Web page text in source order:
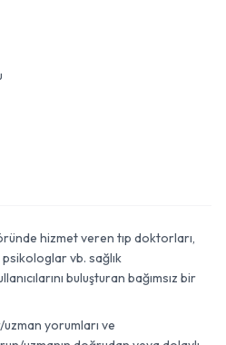
hizmet veren tıp doktorları,
vb. sağlık
buluşturan bağımsız bir
yorumları ve